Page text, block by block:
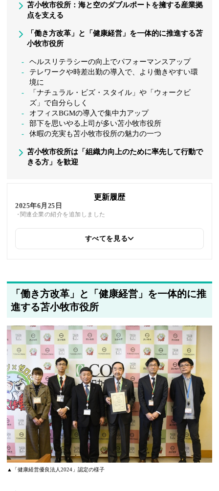
苫小牧市役所：海と空のダブルポートを擁する産業拠
点を支える
「働き方改革」と「健康経営」を一体的に推進する苫
小牧市役所
ヘルスリテラシーの向上でパフォーマンスアップ
テレワークや時差出勤の導入で、より働きやすい環
境に
「ナチュラル・ビズ・スタイル」や「ウォークビ
ズ」で自分らしく
オフィスBGMの導入で集中力アップ
部下を思いやる上司が多い苫小牧市役所
休暇の充実も苫小牧市役所の魅力の一つ
苫小牧市役所は「組織力向上のために率先して行動で
きる方」を歓迎
更新履歴
2025年6月25日
関連企業の紹介を追加しました
筆者情報を更新しました
すべてを見る
「働き方改革」と「健康経営」を一体的に推
進する苫小牧市役所
▲「健康経営優良法人2024」認定の様子